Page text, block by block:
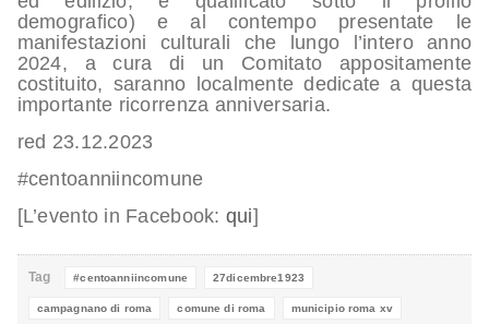
demografico) e al contempo presentate le
manifestazioni culturali che lungo l’intero anno
2024, a cura di un Comitato appositamente
costituito, saranno localmente dedicate a questa
importante ricorrenza anniversaria.
red 23.12.2023
#centoanniincomune
[L’evento in Facebook: qui]
Tag #centoanniincomune 27dicembre1923
campagnano di roma comune di roma municipio roma xv